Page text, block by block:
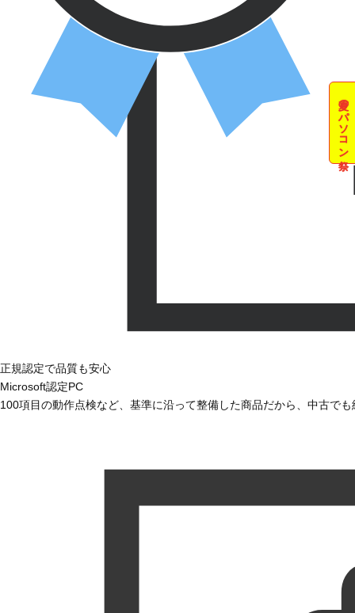
夏のパソコン祭
正規認定で品質も安心
Microsoft認定PC
100項目の動作点検など、基準に沿って整備した商品だから、中古で